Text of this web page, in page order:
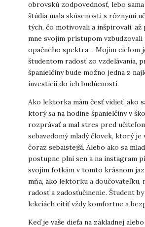
obrovskú zodpovednosť, lebo
štúdia mala skúsenosti s rôznymi
tých, čo motivovali a inšpirovali, až
mne svojím prístupom
opačného spektra… Mojím cieľom
študentom radosť zo vzdelávania,
španielčiny bude možno jedna z
investícií do ich budúcnosti.
Ako lektorka mám česť vidieť, ako
ktorý sa na hodine španielčiny v
rozprávať a mal stres pred
sebavedomý mladý človek, ktorý je
čoraz sebaistejší. Alebo ako sa
postupne plní sen a na instagram
svojím fotkám v tomto krásnom
mňa, ako lektorku a doučovateľku,
radosť a zadosťučinenie. Študent by
lekciách cítiť vždy komfortne a
Keď je vaše dieťa na základnej